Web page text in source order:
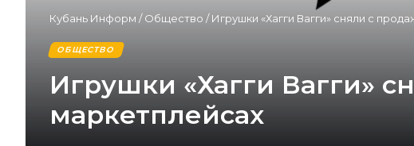
Кубань Информ /Общество /Игрушки «Хагги Вагги» сняли с
ОБЩЕСТВО
Игрушки «Хагги Вагги»
маркетплейсах